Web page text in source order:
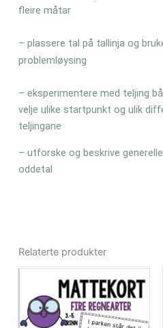
fleire måtar
– plassere tal på tallinja og
problemløysing
– eksperimentere med teljing
velje ulike startpunkt og ulik
teljingane
– utforske og beskrive
oddetal
Relaterte produkter